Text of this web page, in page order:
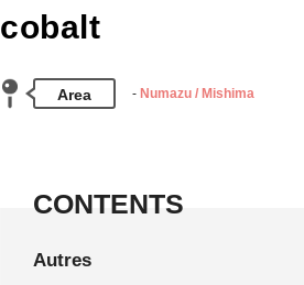
cobalt
Area Numazu / Mishima
CONTENTS
Autres